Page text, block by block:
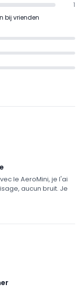
1
bij vrienden
le AeroMini, je l'ai
aucun bruit. Je